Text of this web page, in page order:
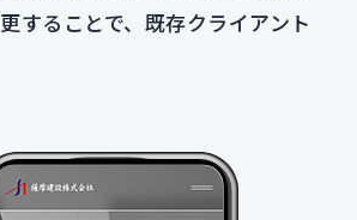
することで、既存クライアント